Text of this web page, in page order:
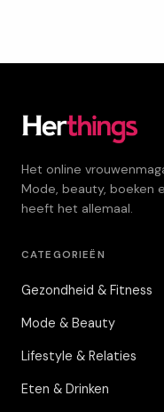
Het online
Mode, beauty, boeken
heeft het allemaal.
CATEGORIEËN
Gezondheid & Fitness
Mode & Beauty
Lifestyle & Relaties
Eten & Drinken